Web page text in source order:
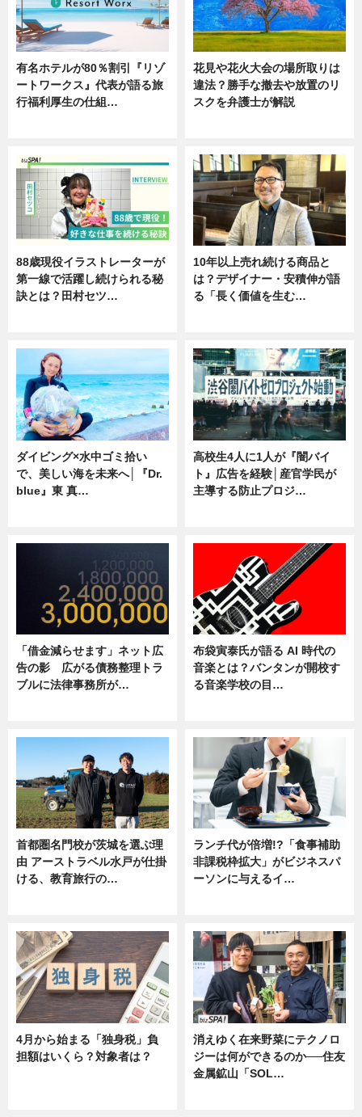
有名ホテルが80％割引『リゾ
ートワークス』代表が語る旅
行福利厚生の仕組…
花見や花火大会の場所取りは
違法？勝手な撤去や放置のリ
スクを弁護士が解説
88歳現役イラストレーターが
第一線で活躍し続けられる秘
訣とは？田村セツ…
10年以上売れ続ける商品と
は？デザイナー・安積伸が語
る「長く価値を生む…
ダイビング×水中ゴミ拾い
で、美しい海を未来へ│『Dr.
blue』東 真…
高校生4人に1人が『闇バイ
ト』広告を経験│産官学民が
主導する防止プロジ…
「借金減らせます」ネット広
告の影 広がる債務整理トラ
ブルに法律事務所が…
布袋寅泰氏が語る AI 時代の
音楽とは？バンタンが開校す
る音楽学校の目…
首都圏名門校が茨城を選ぶ理
由 アーストラベル水戸が仕掛
ける、教育旅行の…
ランチ代が倍増!?「食事補助
非課税枠拡大」がビジネスパ
ーソンに与えるイ…
4月から始まる「独身税」負
担額はいくら？対象者は？
消えゆく在来野菜にテクノロ
ジーは何ができるのか──住友
金属鉱山「SOL…